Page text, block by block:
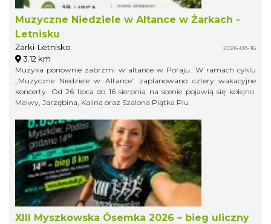
Muzyczne Niedziele w Altance w Żarkach -
Letnisku
Żarki-Letnisko 2026-08-16
3.12 km
Muzyka ponownie zabrzmi w altance w Poraju. W ramach cyklu
„Muzyczne Niedziele w Altance” zaplanowano cztery wakacyjne
koncerty. Od 26 lipca do 16 sierpnia na scenie pojawią się kolejno:
Malwy, Jarzębina, Kalina oraz Szalona Piątka Plu
XIII Myszkowska Ósemka 2026 – bieg uliczny